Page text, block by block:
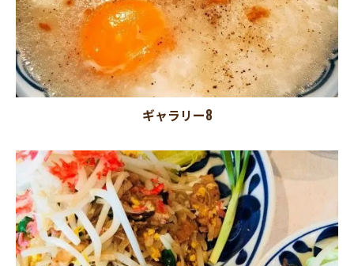
ギャラリー8